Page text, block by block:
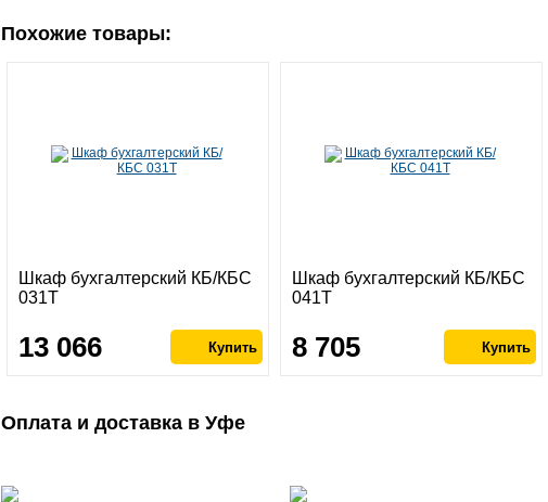
Похожие товары:
Шкаф бухгалтерский КБ/КБС
031T
13 066
Шкаф бухгалтерский КБ/КБС
041Т
8 705
Оплата и доставка в Уфе